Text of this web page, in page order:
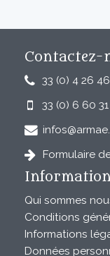
Contactez-
33 (0) 4 26
33 (0) 6 60
Formulaire
Qui sommes
Conditions
Informations
Données